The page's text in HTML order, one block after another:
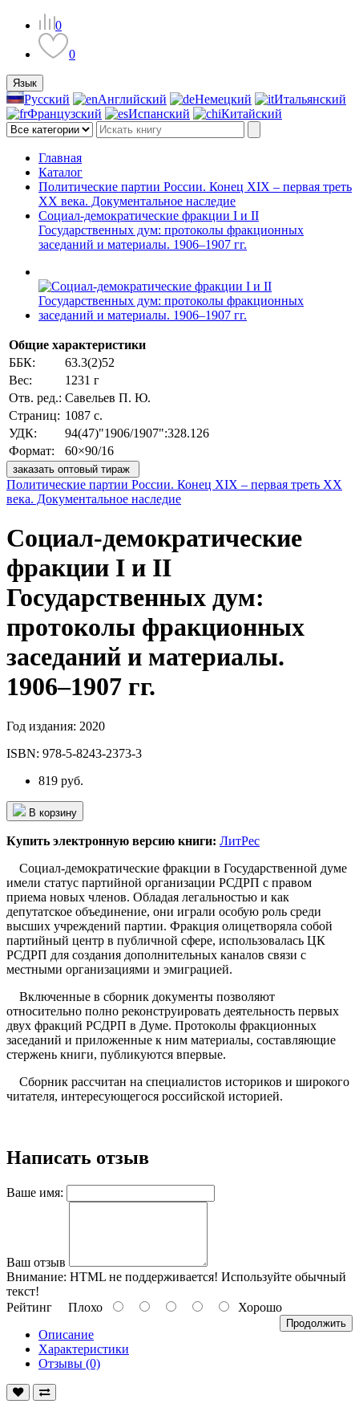
0
0
Язык
Русский Английский Немецкий
Итальянский
Французский
Испанский Китайский
Главная
Каталог
Политические партии России. Конец XIX – первая треть
ХХ века. Документальное наследие
Социал-демократические фракции I и II
Государственных дум: протоколы фракционных
заседаний и материалы. 1906–1907 гг.
Общие характеристики
ББК:
63.3(2)52
Вес:
1231 г
Отв. ред.: Савельев П. Ю.
Страниц: 1087 с.
УДК:
94(47)"1906/1907":328.126
Формат:
60×90/16
заказать оптовый тираж
Политические партии России. Конец XIX – первая треть ХХ
века. Документальное наследие
Социал-демократические
фракции I и II
Государственных дум:
протоколы фракционных
заседаний и материалы.
1906–1907 гг.
Год издания: 2020
ISBN: 978-5-8243-2373-3
819 руб.
В корзину
Купить электронную версию книги: ЛитРес
Социал-демократические фракции в Государственной думе
имели статус партийной организации РСДРП с правом
приема новых членов. Обладая легальностью и как
депутатское объединение, они играли особую роль среди
высших учреждений партии. Фракция олицетворяла собой
партийный центр в публичной сфере, использовалась ЦК
РСДРП для создания дополнительных каналов связи с
местными организациями и эмиграцией.
Включенные в сборник документы позволяют
относительно полно реконструировать деятельность первых
двух фракций РСДРП в Думе. Протоколы фракционных
заседаний и приложенные к ним материалы, составляющие
стержень книги, публикуются впервые.
Сборник рассчитан на специалистов историков и широкого
читателя, интересующегося российской историей.
Написать отзыв
Ваше имя:
Ваш отзыв
Внимание: HTML не поддерживается! Используйте обычный
текст!
Рейтинг Плохо Хорошо
Продолжить
Описание
Характеристики
Отзывы (0)